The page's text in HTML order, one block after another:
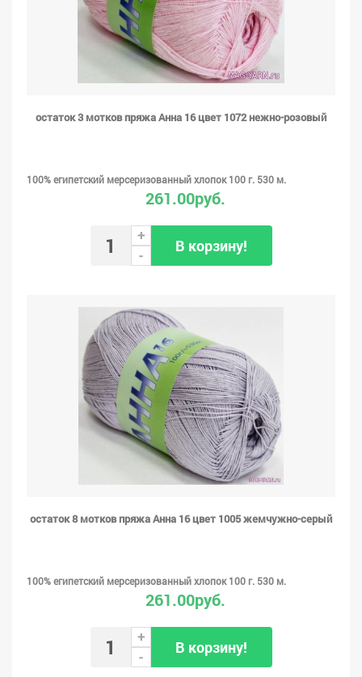
остаток 3 мотков пряжа Анна 16 цвет 1072 нежно-розовый
100% египетский мерсеризованный хлопок 100 г. 530 м.
261.00руб.
+
-
В корзину!
остаток 8 мотков пряжа Анна 16 цвет 1005 жемчужно-серый
100% египетский мерсеризованный хлопок 100 г. 530 м.
261.00руб.
+
-
В корзину!